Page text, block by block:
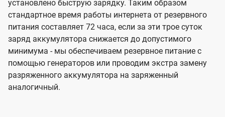
установлено быструю зарядку. Таким образом
стандартное время работы интернета от резервного
питания составляет 72 часа, если за эти трое суток
заряд аккумулятора снижается до допустимого
минимума - мы обеспечиваем резервное питание с
помощью генераторов или проводим экстра замену
разряженного аккумулятора на заряженный
аналогичный.